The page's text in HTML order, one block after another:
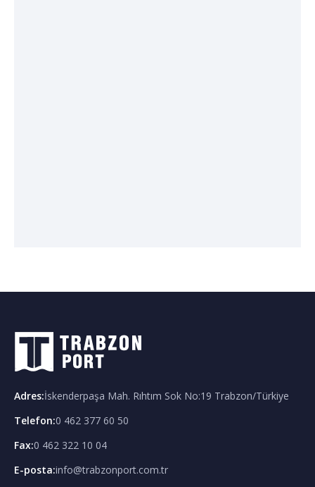
Adres:İskenderpaşa Mah. Rıhtım Sok No:19 Trabzon/Türkiye
Telefon:0 462 377 60 50
Fax:0 462 322 10 04
E-posta:info@trabzonport.com.tr